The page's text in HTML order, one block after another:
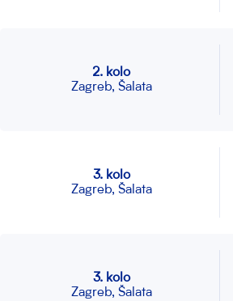
2. kolo
Zagreb, Šalata
3. kolo
Zagreb, Šalata
3. kolo
Zagreb, Šalata